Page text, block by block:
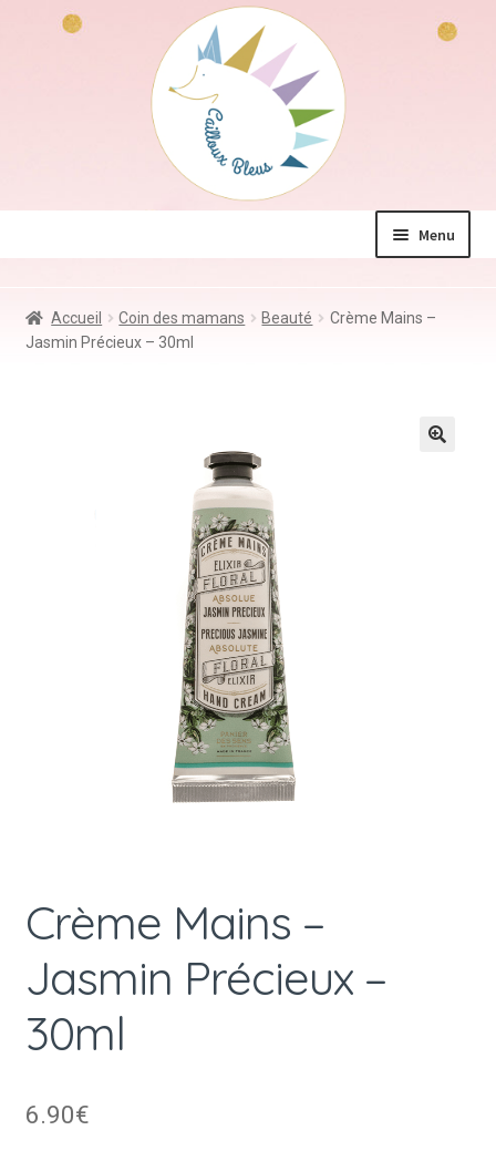
Menu
Jeux & Jouets
Accueil Coin des mamans Beauté
Crème Mains –
Jasmin Précieux – 30ml
Crème Mains –
Jasmin Précieux –
30ml
6.90€